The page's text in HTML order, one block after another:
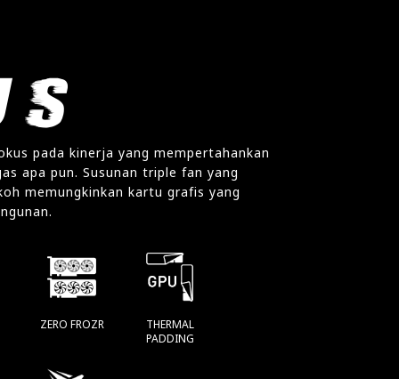
pada kinerja yang mempertahankan
apa pun. Susunan triple fan yang
memungkinkan kartu grafis yang
ZERO FROZR
THERMAL
PADDING